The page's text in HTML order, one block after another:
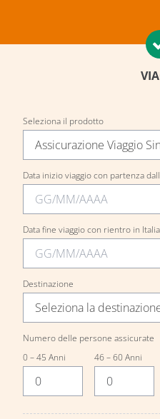
Seleziona il prodotto
Assicurazione Viaggio
Data inizio viaggio con partenza
Data fine viaggio con rientro in Italia
Destinazione
Seleziona la
Numero delle persone assicurate
0 – 45 Anni
46 – 60 Anni